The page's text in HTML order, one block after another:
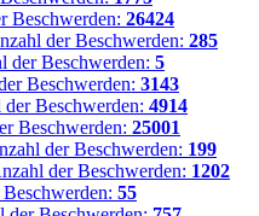
Beschwerden: 26424
der Beschwerden: 285
der Beschwerden: 5
Beschwerden: 3143
Beschwerden: 4914
Beschwerden: 25001
der Beschwerden: 199
der Beschwerden: 1202
55